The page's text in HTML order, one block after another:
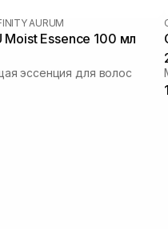
AURUM
Moist Essence 100 мл
эссенция для волос